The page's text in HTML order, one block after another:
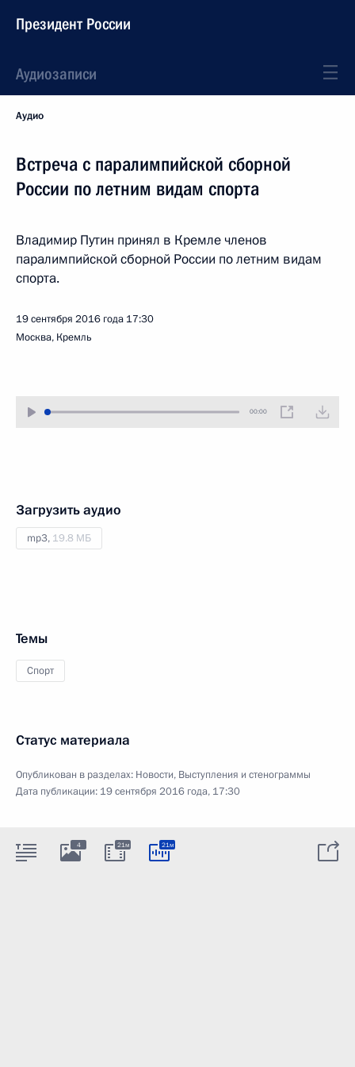
Президент России
Аудиозаписи
Аудио
Встреча с паралимпийской сборной
России по летним видам спорта
Владимир Путин принял в Кремле членов
паралимпийской сборной России по летним видам
спорта.
19 сентября 2016 года 17:30
Москва, Кремль
00:00
Загрузить аудио
mp3, 19.8 МБ
Темы
Спорт
Статус материала
Опубликован в разделах: Новости, Выступления и стенограммы
Дата публикации: 19 сентября 2016 года, 17:30
4 21м 21м